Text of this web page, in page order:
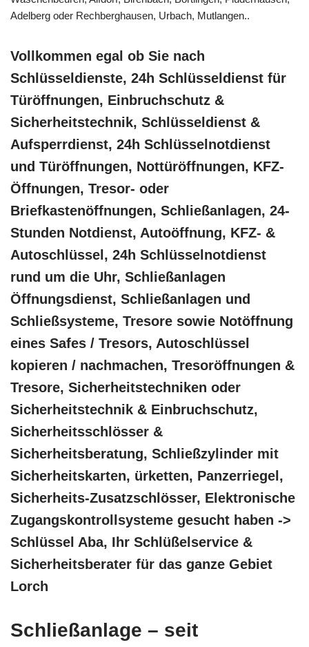
Adelberg oder Rechberghausen, Urbach, Mutlangen..
Vollkommen egal ob Sie nach
Schlüsseldienste, 24h Schlüsseldienst für
Türöffnungen, Einbruchschutz &
Sicherheitstechnik, Schlüsseldienst &
Aufsperrdienst, 24h Schlüsselnotdienst
und Türöffnungen, Nottüröffnungen, KFZ-
Öffnungen, Tresor- oder
Briefkastenöffnungen, Schließanlagen, 24-
Stunden Notdienst, Autoöffnung, KFZ- &
Autoschlüssel, 24h Schlüsselnotdienst
rund um die Uhr, Schließanlagen
Öffnungsdienst, Schließanlagen und
Schließsysteme, Tresore sowie Notöffnung
eines Safes / Tresors, Autoschlüssel
kopieren / nachmachen, Tresoröffnungen &
Tresore, Sicherheitstechniken oder
Sicherheitstechnik & Einbruchschutz,
Sicherheitsschlösser &
Sicherheitsberatung, Schließzylinder mit
Sicherheitskarten, ürketten, Panzerriegel,
Sicherheits-Zusatzschlösser, Elektronische
Zugangskontrollsysteme gesucht haben ->
Schlüssel Aba, Ihr Schlüßelservice &
Sicherheitsberater für das ganze Gebiet
Lorch
Schließanlage – seit